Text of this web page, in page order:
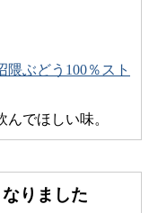
隈ぶどう100％スト
でほしい味。
りました